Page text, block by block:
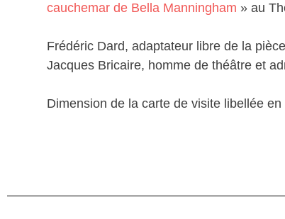
cauchemar de Bella Manningham » au
Frédéric Dard, adaptateur libre de la
Jacques Bricaire, homme de théâtre et
Dimension de la carte de visite libellée